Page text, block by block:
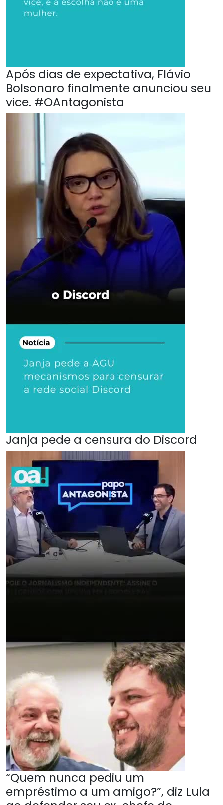
Após dias de expectativa, Flávio
Bolsonaro finalmente anunciou seu
vice. #OAntagonista
Janja pede a censura do Discord
“Quem nunca pediu um
empréstimo a um amigo?”, diz Lula